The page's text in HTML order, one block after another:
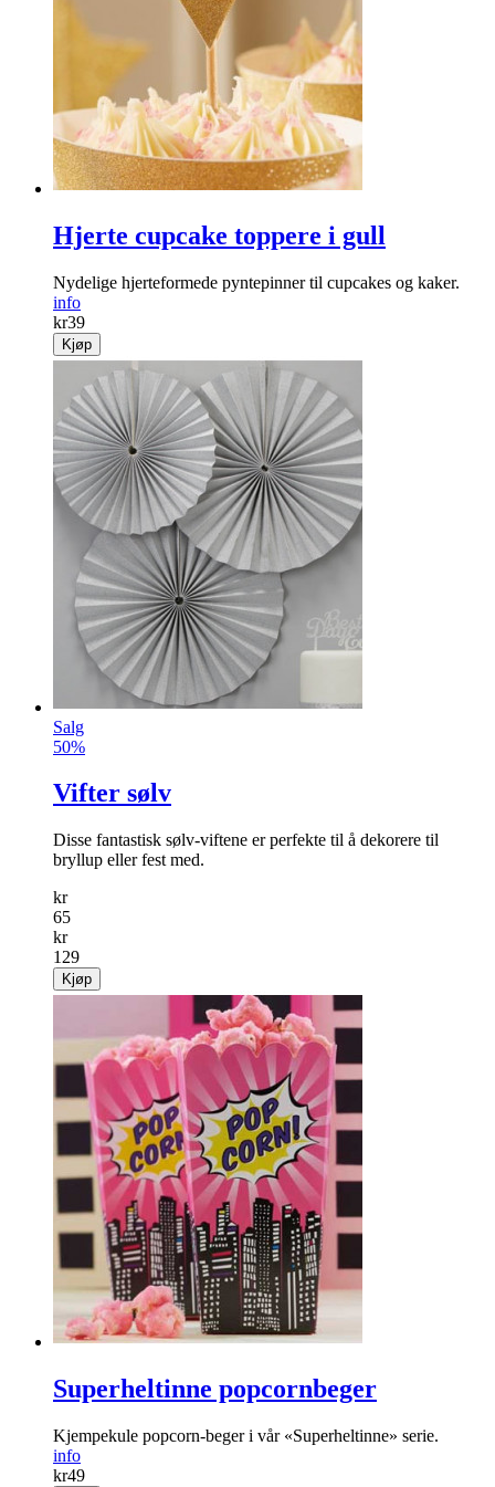
Hjerte cupcake toppere i gull
Nydelige hjerteformede pyntepinner til cupcakes og kaker.
info
kr39
Kjøp
Salg
50%
Vifter sølv
Disse fantastisk sølv-viftene er perfekte til å dekorere til
bryllup eller fest med.
kr
65
kr
129
Kjøp
Superheltinne popcornbeger
Kjempekule popcorn-beger i vår «Superheltinne» serie.
info
kr49